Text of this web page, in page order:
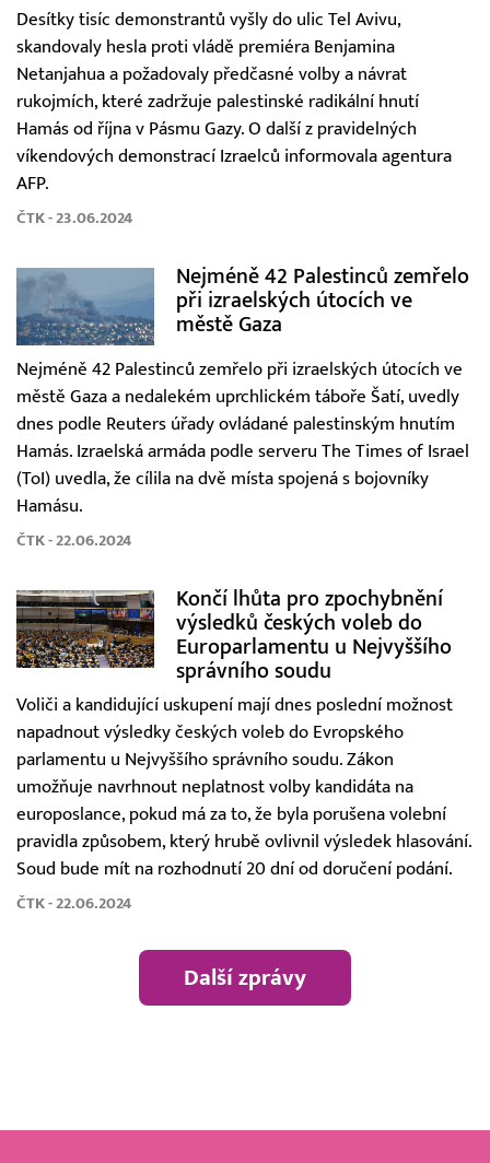
Desítky tisíc demonstrantů vyšly do ulic Tel Avivu,
skandovaly hesla proti vládě premiéra Benjamina
Netanjahua a požadovaly předčasné volby a návrat
rukojmích, které zadržuje palestinské radikální hnutí
Hamás od října v Pásmu Gazy. O další z pravidelných
víkendových demonstrací Izraelců informovala agentura
AFP.
ČTK - 23.06.2024
Nejméně 42 Palestinců zemřelo
při izraelských útocích ve
městě Gaza
Nejméně 42 Palestinců zemřelo při izraelských útocích ve
městě Gaza a nedalekém uprchlickém táboře Šatí, uvedly
dnes podle Reuters úřady ovládané palestinským hnutím
Hamás. Izraelská armáda podle serveru The Times of Israel
(ToI) uvedla, že cílila na dvě místa spojená s bojovníky
Hamásu.
ČTK - 22.06.2024
Končí lhůta pro zpochybnění
výsledků českých voleb do
Europarlamentu u Nejvyššího
správního soudu
Voliči a kandidující uskupení mají dnes poslední možnost
napadnout výsledky českých voleb do Evropského
parlamentu u Nejvyššího správního soudu. Zákon
umožňuje navrhnout neplatnost volby kandidáta na
europoslance, pokud má za to, že byla porušena volební
pravidla způsobem, který hrubě ovlivnil výsledek hlasování.
Soud bude mít na rozhodnutí 20 dní od doručení podání.
ČTK - 22.06.2024
Další zprávy